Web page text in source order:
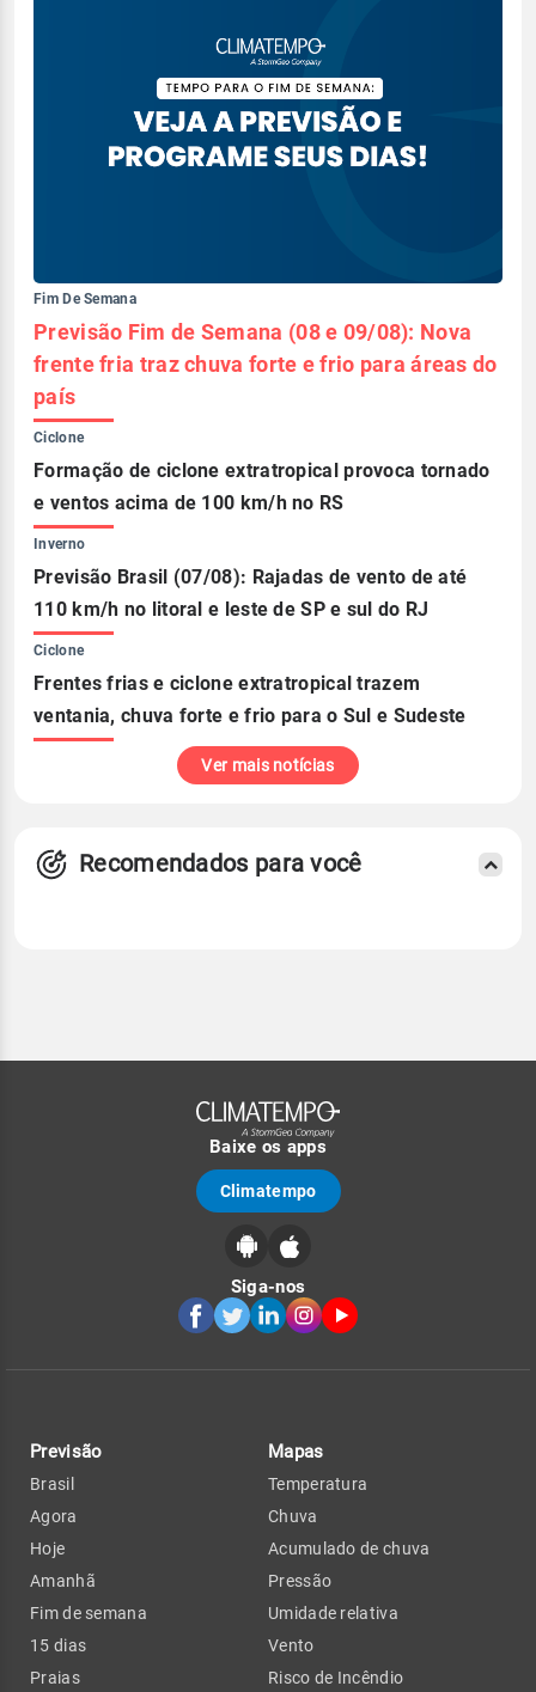
Fim De Semana
Previsão Fim de Semana (08 e 09/08): Nova
frente fria traz chuva forte e frio para áreas do
país
Ciclone
Formação de ciclone extratropical provoca tornado
e ventos acima de 100 km/h no RS
Inverno
Previsão Brasil (07/08): Rajadas de vento de até
110 km/h no litoral e leste de SP e sul do RJ
Ciclone
Frentes frias e ciclone extratropical trazem
ventania, chuva forte e frio para o Sul e Sudeste
Ver mais notícias
Recomendados para você
Baixe os apps
Climatempo
Siga-nos
Previsão
Brasil
Agora
Hoje
Amanhã
Fim de semana
15 dias
Praias
Mapas
Temperatura
Chuva
Acumulado de chuva
Pressão
Umidade relativa
Vento
Risco de Incêndio